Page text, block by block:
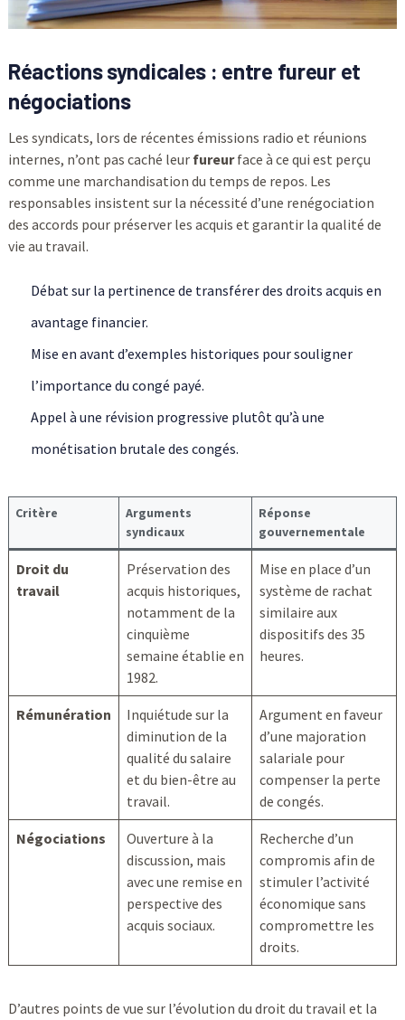
Réactions syndicales : entre fureur et
négociations
Les syndicats, lors de récentes émissions radio et réunions
internes, n’ont pas caché leur fureurface à ce qui est perçu
comme une marchandisation du temps de repos. Les
responsables insistent sur la nécessité d’une renégociation
des accords pour préserver les acquis et garantir la qualité de
vie au travail.
Débat sur la pertinence de transférer des droits acquis en
avantage financier.
Mise en avant d’exemples historiques pour souligner
l’importance du congé payé.
Appel à une révision progressive plutôt qu’à une
monétisation brutale des congés.
Critère
Arguments
syndicaux
Réponse
gouvernementale
Droit du
travail
Préservation des
acquis historiques,
notamment de la
cinquième
semaine établie en
1982.
Mise en place d’un
système de rachat
similaire aux
dispositifs des 35
heures.
Rémunération
Inquiétude sur la
diminution de la
qualité du salaire
et du bien-être au
travail.
Argument en faveur
d’une majoration
salariale pour
compenser la perte
de congés.
Négociations
Ouverture à la
discussion, mais
avec une remise en
perspective des
acquis sociaux.
Recherche d’un
compromis afin de
stimuler l’activité
économique sans
compromettre les
droits.
D’autres points de vue sur l’évolution du droit du travail et la